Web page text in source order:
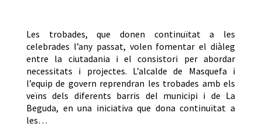
Les trobades, que donen continuïtat a les
celebrades l’any passat, volen fomentar el diàleg
entre la ciutadania i el consistori per abordar
necessitats i projectes. L’alcalde de Masquefa i
l’equip de govern reprendran les trobades amb els
veïns dels diferents barris del municipi i de La
Beguda, en una iniciativa que dona continuïtat a
les…